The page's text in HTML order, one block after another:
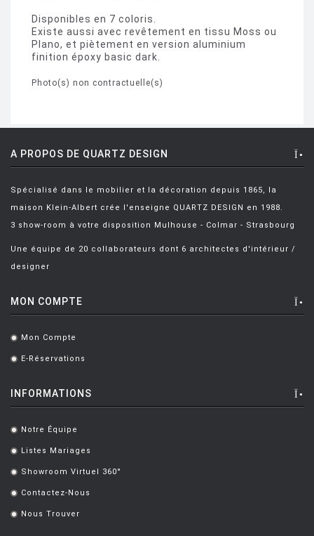
Disponibles en 7 coloris.
Existe aussi avec revêtement en tissu Moss ou
Plano, et piètement en version aluminium
finition époxy basic dark.
Photo(s) non contractuelle(s)
A PROPOS DE QUARTZ DESIGN
Spécialisé dans le mobilier et la décoration depuis 1865, la
maison Klein-Albert crée l'enseigne QUARTZ DESIGN en 1988.
3 show-room à votre disposition Mulhouse - Colmar - Strasbourg
Une équipe de 20 collaborateurs dont 6 architectes d'intérieur /
designer
MON COMPTE
. Mon Compte
. E-Réservations
INFORMATIONS
. Notre Équipe
. Listes Mariages
. Showroom Virtuel 360°
. Contactez-Nous
. Nous Trouver